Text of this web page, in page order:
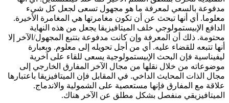
مدفوعة بالسعي لمعرفة ما هو مجهول تسعى لجعل كل شيء
معلوما. أي أنها تبحث عن أن تكون مغامرتها هي المغامرة الأخيرة.
الدافع الإبيستمولوجي خلف الميتافيزيقا يجعل من هذه النهاية
محتومة. ذلك أن المعرفة وإن كانت مدفوعة بتتبع المجهول/الآخر إلا
أنها تتبعه للقضاء عليه. أي من أجل تحويله إلى معلوم. وبعبارة
ليفيناسية فإن البحث الإبيستمولوجية يسعى للقاء على آخرية
موضوعاته من خلال نقلها من مجال الآخر المفارق الخارجي إلى
مجال الذات المحايث الداخي. في المقابل فإن الميتافيزيقا باعتبارها
علاقة مع المفارق فإنها مستعصية على الشمولية والاندماج.
الميتافيزيقي منفصل بشكل مطلق عن الآخر هناك.